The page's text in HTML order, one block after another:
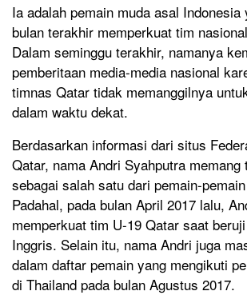
Ia adalah pemain muda asal Indonesia
bulan terakhir memperkuat tim
Dalam seminggu terakhir, namanya
pemberitaan media-media nasional
timnas Qatar tidak memanggilnya
dalam waktu dekat.
Berdasarkan informasi dari situs
Qatar, nama Andri Syahputra
sebagai salah satu dari pemain-
Padahal, pada bulan April 2017 lalu,
memperkuat tim U-19 Qatar saat
Inggris. Selain itu, nama Andri juga
dalam daftar pemain yang mengikuti
di Thailand pada bulan Agustus 2017.